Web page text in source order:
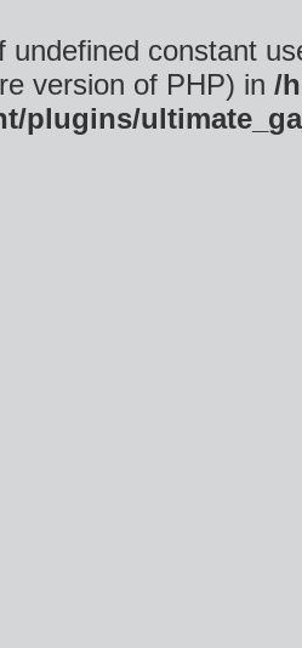
undefined constant
version of PHP) in /
plugins/